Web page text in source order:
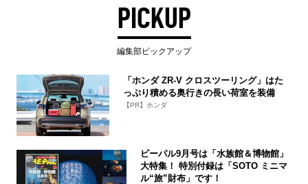
PICKUP
編集部ピックアップ
「ホンダ ZR-V クロスツーリング」はた
っぷり積める奥行きの長い荷室を装備
【PR】ホンダ
ビーパル9月号は「水族館＆博物館」
大特集！ 特別付録は「SOTO ミニマ
ル“旅”財布」です！